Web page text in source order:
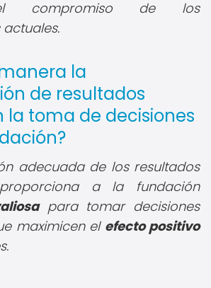
compromiso de los
actuales.
la
de resultados
toma de decisiones
adecuada de los resultados
a la fundación
para tomar decisiones
maximicen el efecto positivo